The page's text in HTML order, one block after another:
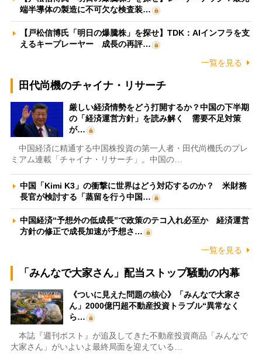
端半導体の製造に不可欠な検査装…
【戸松信博氏「明日の爆騰株」を探せ】TDK：AIインフラを支
えるキープレーヤー 成長の再評…
一覧を見る
田代尚機のチャイナ・リサーチ
厳しい経済情勢をどう打開するか？中国の下半期
の「経済運営方針」を読み解く 需要不足対策
が…
中国経済に精通する中国株投資の第一人者・田代尚機氏のプレ
ミアム連載「チャイナ・リサーチ」。中国の…
中国「Kimi K3」の衝撃に世界はどう対応するのか？ 米財務
長官が検討する「蒸留を行う中国…
中国経済“予想外の低成長”で政策のテコ入れ必至か 経済運営
方針の修正で成長加速が予想さ…
一覧を見る
「みんなで大家さん」配当ストップ騒動の内幕
《ついに見えた問題の核心》「みんなで大家さ
ん」2000億円超不動産投資トラブル“異常なく
ら…
本誌『週刊ポスト』が追及してきた不動産投資商品「みんなで
大家さん」がいよいよ最終局面を迎えている…